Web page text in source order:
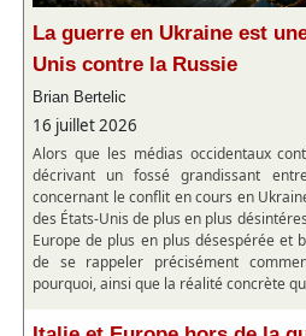
La guerre en Ukraine est
Unis contre la Russie
Brian Bertelic
16 juillet 2026
Alors que les médias occidentaux
décrivant un fossé grandissant
concernant le conflit en cours en
des États-Unis de plus en plus
Europe de plus en plus désespérée
de se rappeler précisément
pourquoi, ainsi que la réalité concrète